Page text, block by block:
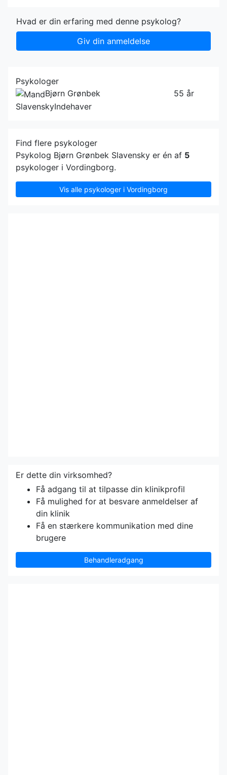
Hvad er din erfaring med denne psykolog?
Giv din anmeldelse
Psykologer
Bjørn Grønbek
SlavenskyIndehaver
55 år
Find flere psykologer
Psykolog Bjørn Grønbek Slavensky er én af 5
psykologer i Vordingborg.
Vis alle psykologer i Vordingborg
Er dette din virksomhed?
Få adgang til at tilpasse din klinikprofil
Få mulighed for at besvare anmeldelser af
din klinik
Få en stærkere kommunikation med dine
brugere
Behandleradgang